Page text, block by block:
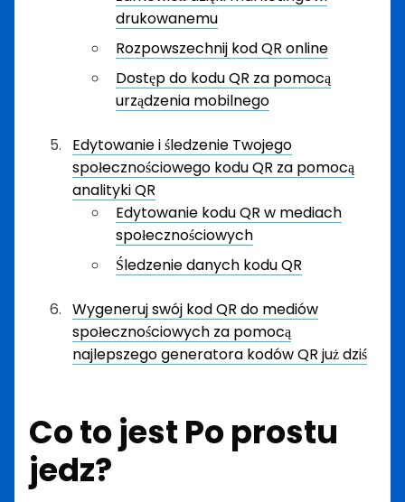
drukowanemu
Rozpowszechnij kod QR online
Dostęp do kodu QR za pomocą
urządzenia mobilnego
Edytowanie i śledzenie Twojego
społecznościowego kodu QR za pomocą
analityki QR
Edytowanie kodu QR w mediach
społecznościowych
Śledzenie danych kodu QR
Wygeneruj swój kod QR do mediów
społecznościowych za pomocą
najlepszego generatora kodów QR już dziś
Co to jest Po prostu
jedz?